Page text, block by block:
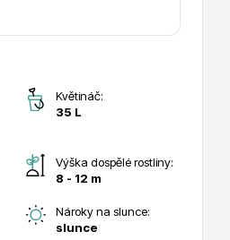
Květináč:
35 L
Výška dospělé rostliny:
8 - 12 m
Nároky na slunce:
slunce